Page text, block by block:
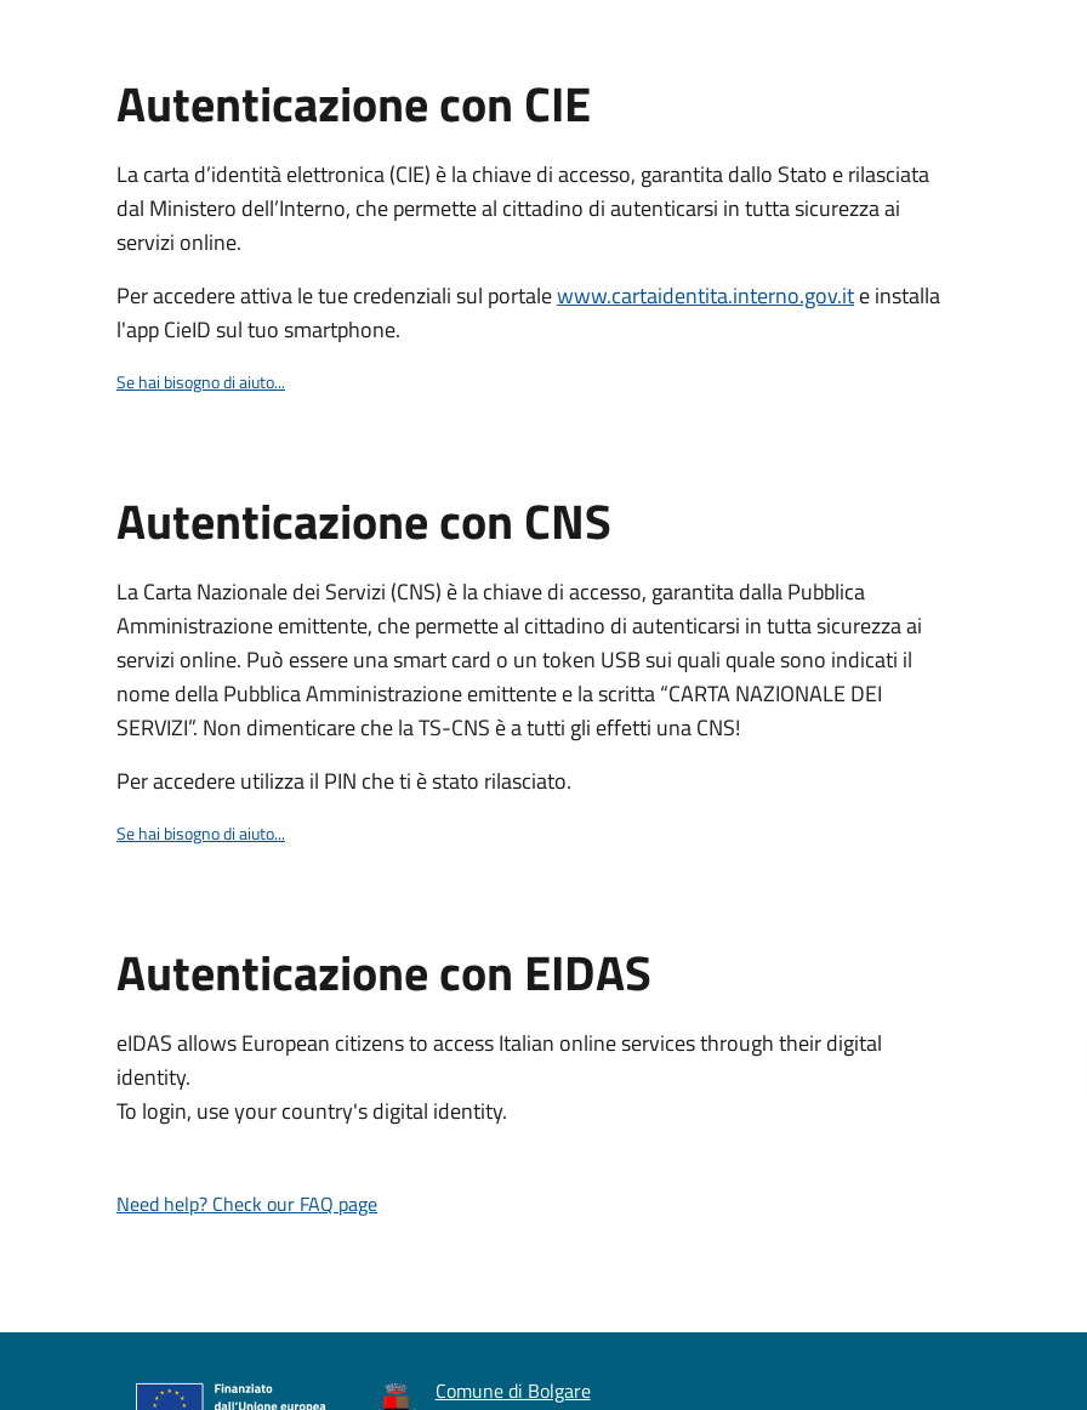
Autenticazione con CIE
La carta d’identità elettronica (CIE) è la chiave di accesso, garantita dallo Stato e rilasciata
dal Ministero dell’Interno, che permette al cittadino di autenticarsi in tutta sicurezza ai
servizi online.
Per accedere attiva le tue credenziali sul portalewww.cartaidentita.interno.gov.ite installa
l'app CieID sul tuo smartphone.
Se hai bisogno di aiuto...
Autenticazione con CNS
La Carta Nazionale dei Servizi (CNS) è la chiave di accesso, garantita dalla Pubblica
Amministrazione emittente, che permette al cittadino di autenticarsi in tutta sicurezza ai
servizi online. Può essere una smart card o un token USB sui quali quale sono indicati il
nome della Pubblica Amministrazione emittente e la scritta “CARTA NAZIONALE DEI
SERVIZI”. Non dimenticare che la TS-CNS è a tutti gli effetti una CNS!
Per accedere utilizza il PIN che ti è stato rilasciato.
Se hai bisogno di aiuto...
Autenticazione con EIDAS
eIDAS allows European citizens to access Italian online services through their digital
identity.
To login, use your country's digital identity.
Need help? Check our FAQ page
Comune di Bolgare